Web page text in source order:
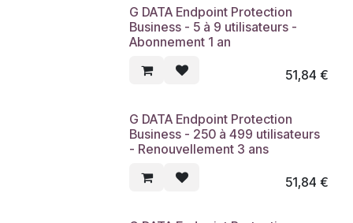
G DATA Endpoint Protection
Business - 5 à 9 utilisateurs -
Abonnement 1 an
51,84 €
G DATA Endpoint Protection
Business - 250 à 499 utilisateurs
- Renouvellement 3 ans
51,84 €